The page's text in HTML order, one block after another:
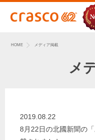
HOME メディア掲載
メ
2019.08.22
8月22日の北國新聞の